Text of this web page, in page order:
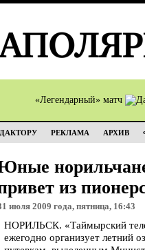
«Легендарный» матч
РЕКЛАМА АРХИВ
из
июля 2009 года, пятница, 16:43
НОРИЛЬСК. «Таймырский
ежегодно организует летний